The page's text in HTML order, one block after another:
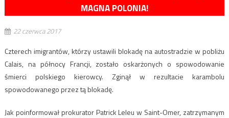
MAGNA POLONIA!
22 czerwca 2017
Czterech imigrantów, którzy ustawili blokadę na autostradzie w pobliżu
Calais, na północy Francji, zostało oskarżonych o spowodowanie
śmierci polskiego kierowcy. Zginął w rezultacie karambolu
spowodowanego przez tą blokadę.
Jak poinformował prokurator Patrick Leleu w Saint-Omer, zatrzymanym